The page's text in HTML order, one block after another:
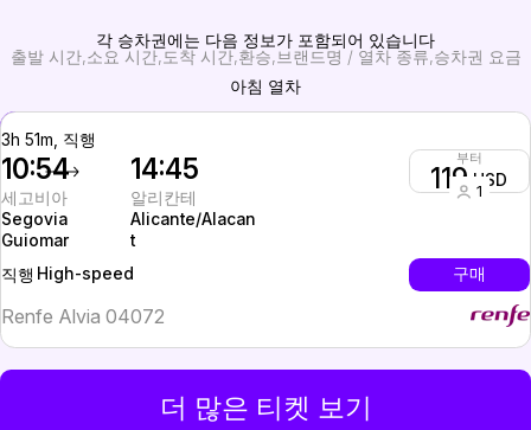
각 승차권에는 다음 정보가 포함되어 있습니다
출발 시간 소요 시간 도착 시간 환승 브랜드명 / 열차 종류 승차권 요금
아침 열차
3h 51m, 직행
10:54
세고비아
Segovia
Guiomar
14:45
알리칸테
Alicante/Alacan
t
부터
119 USD
1
직행 High-speed 구매
Renfe Alvia 04072
더 많은 티켓 보기